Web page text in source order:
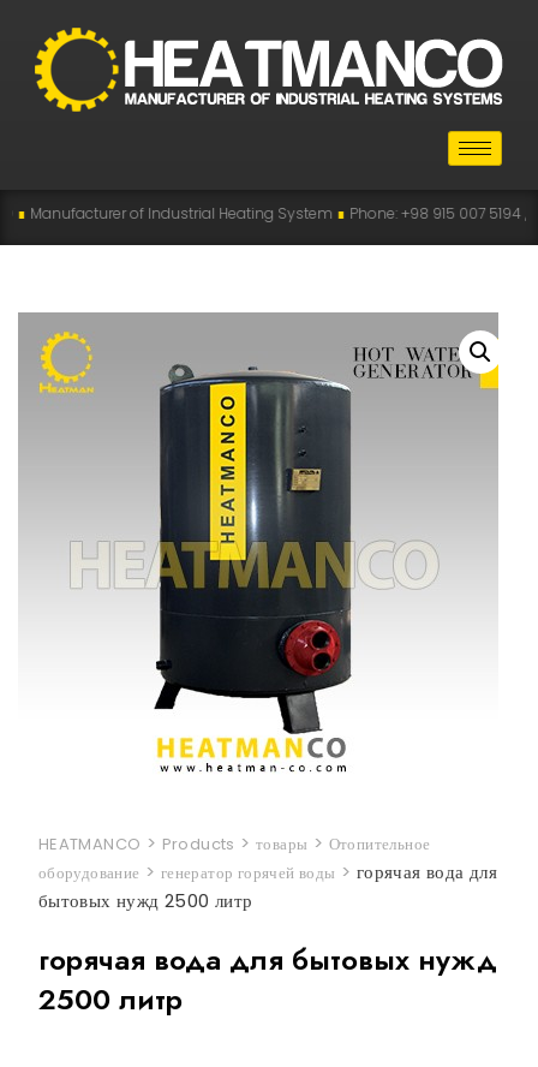
of Industrial Heating System∎Phone: +98 915 007 5194 , +98 915 112
HEATMANCO > Products > товары > Отопительное
оборудование > генератор горячей воды > горячая вода для
бытовых нужд 2500 литр
горячая вода для бытовых нужд
2500 литр